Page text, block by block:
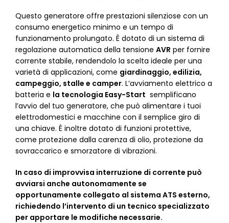
Questo generatore offre prestazioni silenziose con un
consumo energetico minimo e un tempo di
funzionamento prolungato. È dotato di un sistema di
regolazione automatica della tensione AVR per fornire
corrente stabile, rendendolo la scelta ideale per una
varietà di applicazioni, come giardinaggio, edilizia,
campeggio, stalle e camper. L’avviamento elettrico a
batteria e la tecnologia Easy-Start semplificano
l’avvio del tuo generatore, che può alimentare i tuoi
elettrodomestici e macchine con il semplice giro di
una chiave. È inoltre dotato di funzioni protettive,
come protezione dalla carenza di olio, protezione da
sovraccarico e smorzatore di vibrazioni.
In caso di improvvisa interruzione di corrente può
avviarsi anche autonomamente se
opportunamente collegato al sistema ATS esterno,
richiedendo l’intervento di un tecnico specializzato
per apportare le modifiche necessarie.